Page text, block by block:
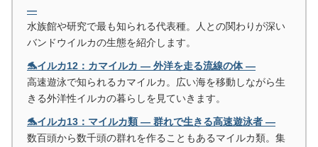
―
水族館や研究で最も知られる代表種。人との関わりが深い
バンドウイルカの生態を紹介します。
🐬イルカ12：カマイルカ ― 外洋を走る流線の体 ―
高速遊泳で知られるカマイルカ。広い海を移動しながら生
きる外洋性イルカの暮らしを見ていきます。
🐬イルカ13：マイルカ類 ― 群れで生きる高速遊泳者 ―
数百頭から数千頭の群れを作ることもあるマイルカ類。集